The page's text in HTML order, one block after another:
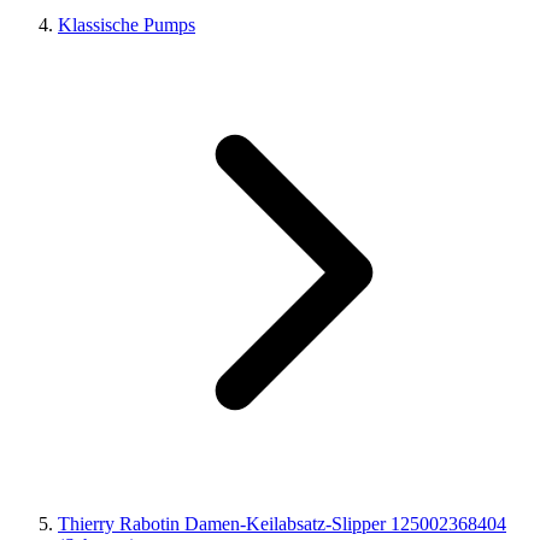
Klassische Pumps
Thierry Rabotin Damen-Keilabsatz-Slipper 125002368404